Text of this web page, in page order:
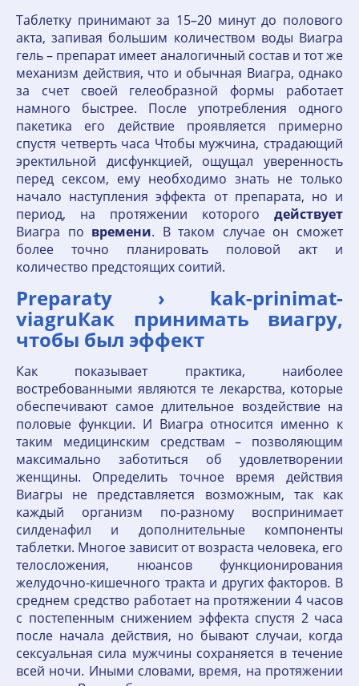
Таблетку принимают за 15–20 минут до полового
акта, запивая большим количеством воды Виагра
гель – препарат имеет аналогичный состав и тот же
механизм действия, что и обычная Виагра, однако
за счет своей гелеобразной формы работает
намного быстрее. После употребления одного
пакетика его действие проявляется примерно
спустя четверть часа Чтобы мужчина, страдающий
эректильной дисфункцией, ощущал уверенность
перед сексом, ему необходимо знать не только
начало наступления эффекта от препарата, но и
период, на протяжении которого действует
Виагра по времени. В таком случае он сможет
более точно планировать половой акт и
количество предстоящих соитий.
Preparaty › kak-prinimat-
viagruКак принимать виагру,
чтобы был эффект
Как показывает практика, наиболее
востребованными являются те лекарства, которые
обеспечивают самое длительное воздействие на
половые функции. И Виагра относится именно к
таким медицинским средствам – позволяющим
максимально заботиться об удовлетворении
женщины. Определить точное время действия
Виагры не представляется возможным, так как
каждый организм по-разному воспринимает
силденафил и дополнительные компоненты
таблетки. Многое зависит от возраста человека, его
телосложения, нюансов функционирования
желудочно-кишечного тракта и других факторов. В
среднем средство работает на протяжении 4 часов
с постепенным снижением эффекта спустя 2 часа
после начала действия, но бывают случаи, когда
сексуальная сила мужчины сохраняется в течение
всей ночи. Иными словами, время, на протяжении